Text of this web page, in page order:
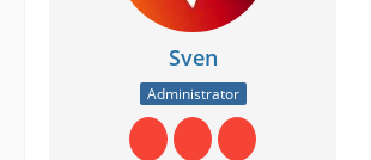
Sven
Administrator